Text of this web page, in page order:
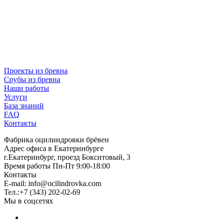
Проекты из бревна
Срубы из бревна
Наши работы
Услуги
База знаний
FAQ
Контакты
Фабрика оцилиндровки брёвен
Адрес офиса в Екатеринбурге
г.Екатеринбург, проезд Бокситовый, 3
Время работы Пн-Пт 9:00-18:00
Контакты
E-mail: info@ocilindrovka.com
Тел.:+7 (343) 202-02-69
Мы в соцсетях